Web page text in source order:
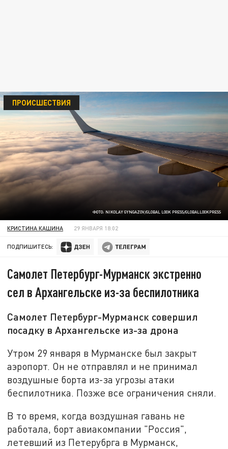
ФОТО: NIKOLAY GYNGAZOV/GLOBAL LOOK PRESS/GLOBALLOOKPRESS
ПРОИСШЕСТВИЯ
КРИСТИНА КАШИНА 29 ЯНВАРЯ 18:02
ПОДПИШИТЕСЬ:
Самолет Петербург-Мурманск экстренно
сел в Архангельске из-за беспилотника
Самолет Петербург-Мурманск совершил
посадку в Архангельске из-за дрона
Утром 29 января в Мурманске был закрыт
аэропорт. Он не отправлял и не принимал
воздушные борта из-за угрозы атаки
беспилотника. Позже все ограничения сняли.
В то время, когда воздушная гавань не
работала, борт авиакомпании "Россия",
летевший из Петерубрга в Мурманск,